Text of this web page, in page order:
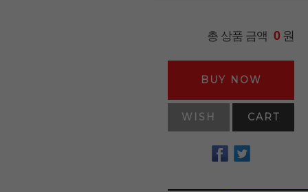
총 상품 금액 0원
BUY NOW
WISH CART